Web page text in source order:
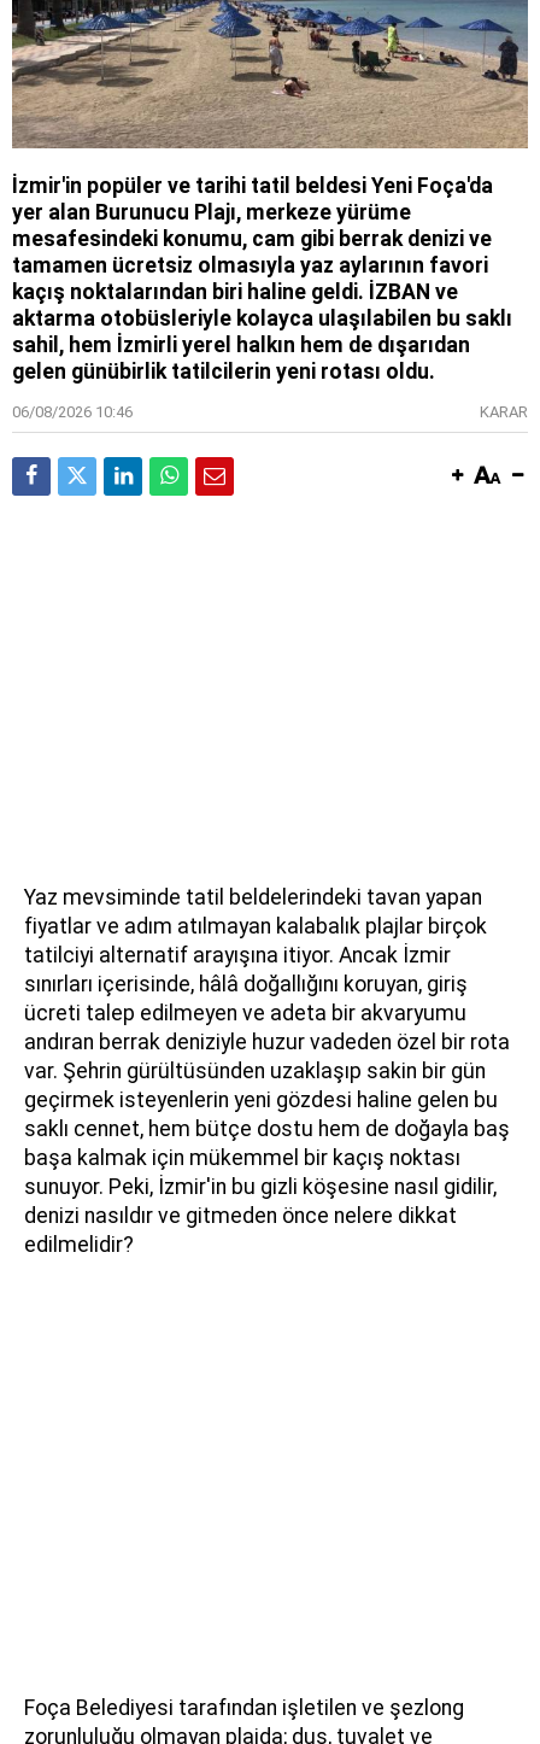
İzmir'in popüler ve tarihi tatil beldesi Yeni Foça'da
yer alan Burunucu Plajı, merkeze yürüme
mesafesindeki konumu, cam gibi berrak denizi ve
tamamen ücretsiz olmasıyla yaz aylarının favori
kaçış noktalarından biri haline geldi. İZBAN ve
aktarma otobüsleriyle kolayca ulaşılabilen bu saklı
sahil, hem İzmirli yerel halkın hem de dışarıdan
gelen günübirlik tatilcilerin yeni rotası oldu.
06/08/2026 10:46 KARAR
Yaz mevsiminde tatil beldelerindeki tavan yapan
fiyatlar ve adım atılmayan kalabalık plajlar birçok
tatilciyi alternatif arayışına itiyor. Ancak İzmir
sınırları içerisinde, hâlâ doğallığını koruyan, giriş
ücreti talep edilmeyen ve adeta bir akvaryumu
andıran berrak deniziyle huzur vadeden özel bir rota
var. Şehrin gürültüsünden uzaklaşıp sakin bir gün
geçirmek isteyenlerin yeni gözdesi haline gelen bu
saklı cennet, hem bütçe dostu hem de doğayla baş
başa kalmak için mükemmel bir kaçış noktası
sunuyor. Peki, İzmir'in bu gizli köşesine nasıl gidilir,
denizi nasıldır ve gitmeden önce nelere dikkat
edilmelidir?
Foça Belediyesi tarafından işletilen ve şezlong
zorunluluğu olmayan plajda; duş, tuvalet ve